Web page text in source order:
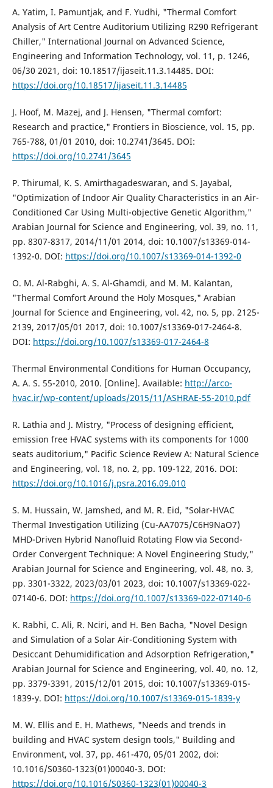
A. Yatim, I. Pamuntjak, and F. Yudhi, "Thermal Comfort
Analysis of Art Centre Auditorium Utilizing R290 Refrigerant
Chiller," International Journal on Advanced Science,
Engineering and Information Technology, vol. 11, p. 1246,
06/30 2021, doi: 10.18517/ijaseit.11.3.14485. DOI:
https://doi.org/10.18517/ijaseit.11.3.14485
J. Hoof, M. Mazej, and J. Hensen, "Thermal comfort:
Research and practice," Frontiers in Bioscience, vol. 15, pp.
765-788, 01/01 2010, doi: 10.2741/3645. DOI:
https://doi.org/10.2741/3645
P. Thirumal, K. S. Amirthagadeswaran, and S. Jayabal,
"Optimization of Indoor Air Quality Characteristics in an Air-
Conditioned Car Using Multi-objective Genetic Algorithm,"
Arabian Journal for Science and Engineering, vol. 39, no. 11,
pp. 8307-8317, 2014/11/01 2014, doi: 10.1007/s13369-014-
1392-0. DOI: https://doi.org/10.1007/s13369-014-1392-0
O. M. Al-Rabghi, A. S. Al-Ghamdi, and M. M. Kalantan,
"Thermal Comfort Around the Holy Mosques," Arabian
Journal for Science and Engineering, vol. 42, no. 5, pp. 2125-
2139, 2017/05/01 2017, doi: 10.1007/s13369-017-2464-8.
DOI: https://doi.org/10.1007/s13369-017-2464-8
Thermal Environmental Conditions for Human Occupancy,
A. A. S. 55-2010, 2010. [Online]. Available: http://arco-
hvac.ir/wp-content/uploads/2015/11/ASHRAE-55-2010.pdf
R. Lathia and J. Mistry, "Process of designing efficient,
emission free HVAC systems with its components for 1000
seats auditorium," Pacific Science Review A: Natural Science
and Engineering, vol. 18, no. 2, pp. 109-122, 2016. DOI:
https://doi.org/10.1016/j.psra.2016.09.010
S. M. Hussain, W. Jamshed, and M. R. Eid, "Solar-HVAC
Thermal Investigation Utilizing (Cu-AA7075/C6H9NaO7)
MHD-Driven Hybrid Nanofluid Rotating Flow via Second-
Order Convergent Technique: A Novel Engineering Study,"
Arabian Journal for Science and Engineering, vol. 48, no. 3,
pp. 3301-3322, 2023/03/01 2023, doi: 10.1007/s13369-022-
07140-6. DOI: https://doi.org/10.1007/s13369-022-07140-6
K. Rabhi, C. Ali, R. Nciri, and H. Ben Bacha, "Novel Design
and Simulation of a Solar Air-Conditioning System with
Desiccant Dehumidification and Adsorption Refrigeration,"
Arabian Journal for Science and Engineering, vol. 40, no. 12,
pp. 3379-3391, 2015/12/01 2015, doi: 10.1007/s13369-015-
1839-y. DOI: https://doi.org/10.1007/s13369-015-1839-y
M. W. Ellis and E. H. Mathews, "Needs and trends in
building and HVAC system design tools," Building and
Environment, vol. 37, pp. 461-470, 05/01 2002, doi:
10.1016/S0360-1323(01)00040-3. DOI:
https://doi.org/10.1016/S0360-1323(01)00040-3